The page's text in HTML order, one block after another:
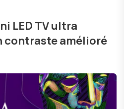
LED TV ultra
contraste amélioré